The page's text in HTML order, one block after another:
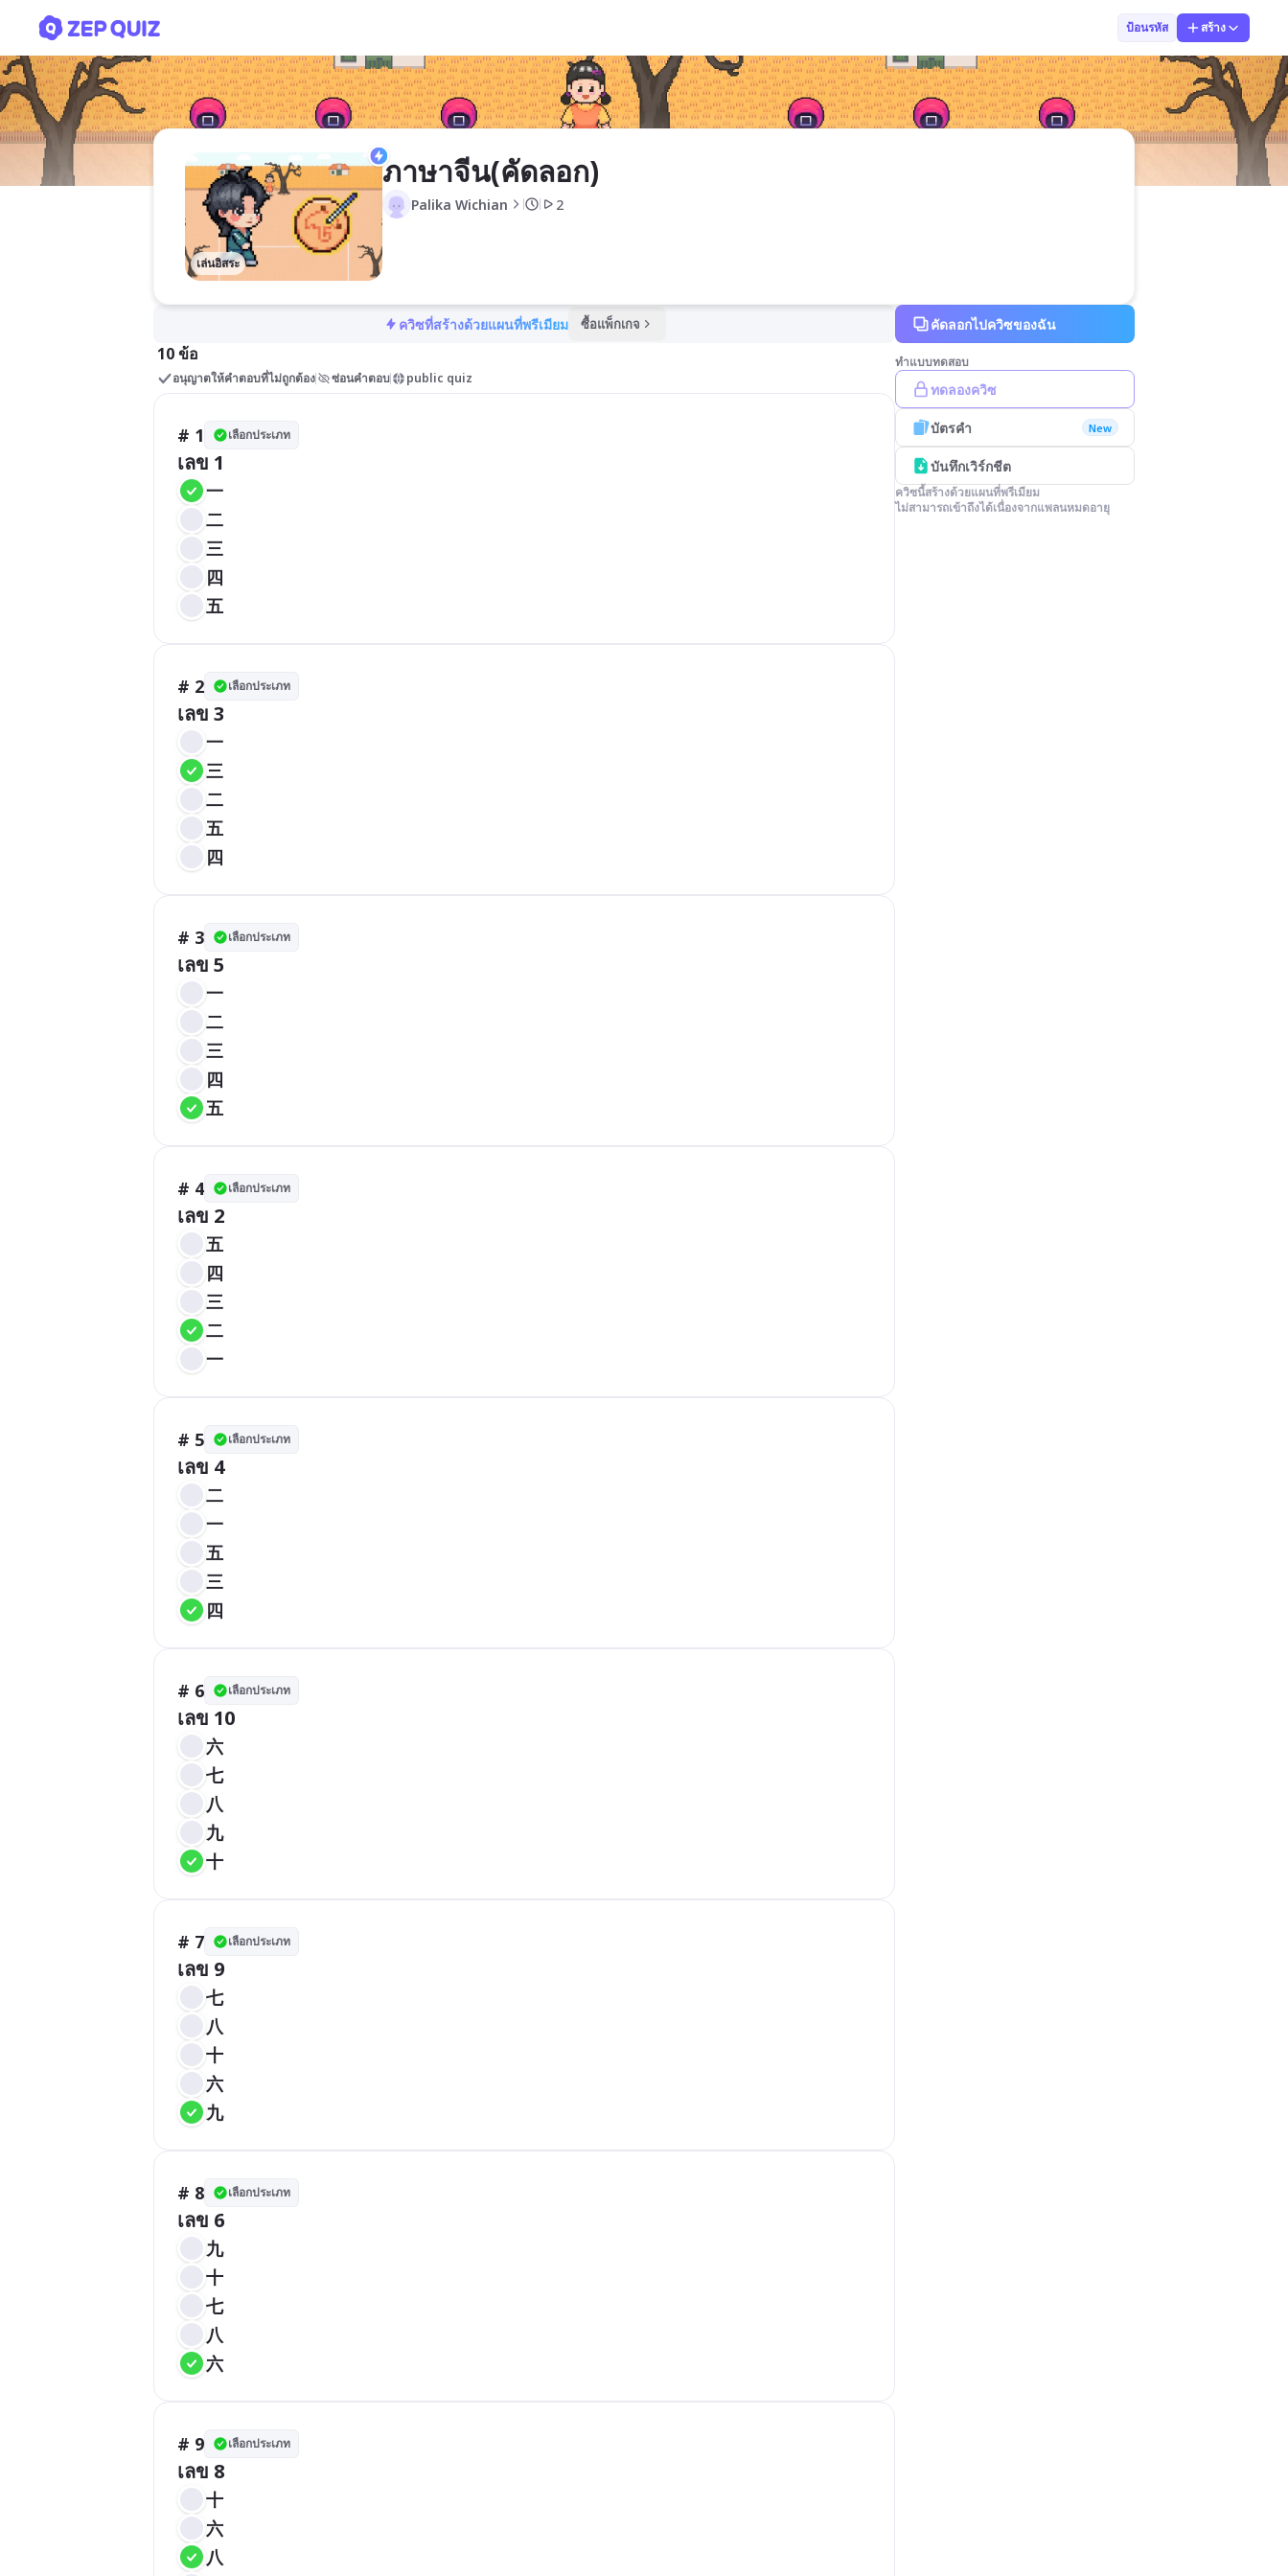
ป้อนรหัส สร้าง
เล่นอิสระ
ภาษาจีน(คัดลอก)
Palika Wichian 2
ควิซที่สร้างด้วยแผนที่พรีเมียม ซื้อแพ็กเกจ
10 ข้อ
อนุญาตให้คำตอบที่ไม่ถูกต้อง ซ่อนคำตอบ public quiz
# 1 เลือกประเภท
เลข 1
一
二
三
四
五
# 2 เลือกประเภท
เลข 3
一
三
二
五
四
# 3 เลือกประเภท
เลข 5
一
二
三
四
五
# 4 เลือกประเภท
เลข 2
五
四
三
二
一
# 5 เลือกประเภท
เลข 4
二
一
五
三
四
# 6 เลือกประเภท
เลข 10
六
七
八
九
十
# 7 เลือกประเภท
เลข 9
七
八
十
六
九
# 8 เลือกประเภท
เลข 6
九
十
七
八
六
# 9 เลือกประเภท
เลข 8
十
六
八
คัดลอกไปควิซของฉัน
ทำแบบทดสอบ
ทดลองควิซ
บัตรคำ New
บันทึกเวิร์กชีต
ควิซนี้สร้างด้วยแผนที่พรีเมียม
ไม่สามารถเข้าถึงได้เนื่องจากแพลนหมดอายุ